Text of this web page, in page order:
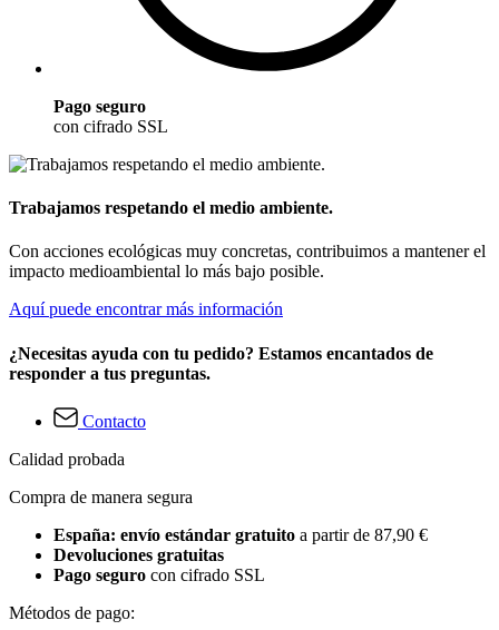
Pago seguro
con cifrado SSL
Trabajamos respetando el medio ambiente.
Con acciones ecológicas muy concretas, contribuimos a mantener el
impacto medioambiental lo más bajo posible.
Aquí puede encontrar más información
¿Necesitas ayuda con tu pedido? Estamos encantados de
responder a tus preguntas.
Contacto
Calidad probada
Compra de manera segura
España: envío estándar gratuito a partir de 87,90 €
Devoluciones gratuitas
Pago seguro con cifrado SSL
Métodos de pago: